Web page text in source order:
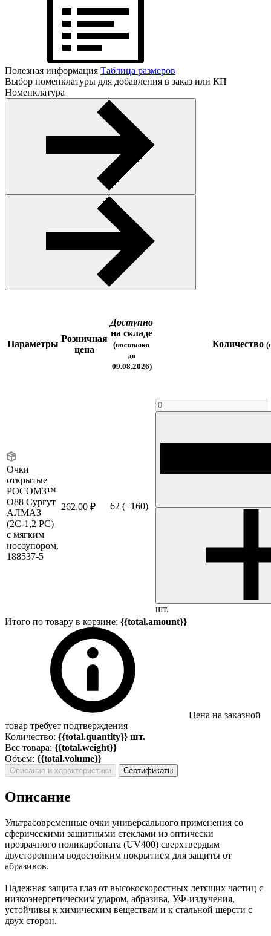
Полезная информация Таблица размеров
Выбор номенклатуры для добавления в заказ или КП
Номенклатура
Параметры
Розничная
цена
Доступно
на складе
(поставка
до
09.08.2026)
Количество
Очки
открытые
РОСОМЗ™
О88 Сургут
АЛМАЗ
(2С-1,2 PC)
с мягким
носоупором,
188537-5
262.00 ₽ 62 (+160)
шт.
Итого по товару в корзине: {{total.amount}}
Цена на заказной
товар требует подтверждения
Количество: {{total.quantity}} шт.
Вес товара: {{total.weight}}
Объем: {{total.volume}}
Описание и характеристики Сертификаты
Описание
Ультрасовременные очки универсального применения со
сферическими защитными стеклами из оптически
прозрачного поликарбоната (UV400) сверхтвердым
двусторонним водостойким покрытием для защиты от
абразивов.
Надежная защита глаз от высокоскоростных летящих частиц с
низкоэнергетическим ударом, абразива, УФ-излучения,
устойчивы к химическим веществам и к стальной шерсти с
двух сторон.